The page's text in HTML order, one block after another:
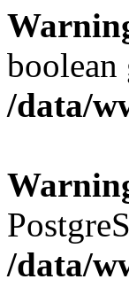
/data/
/data/